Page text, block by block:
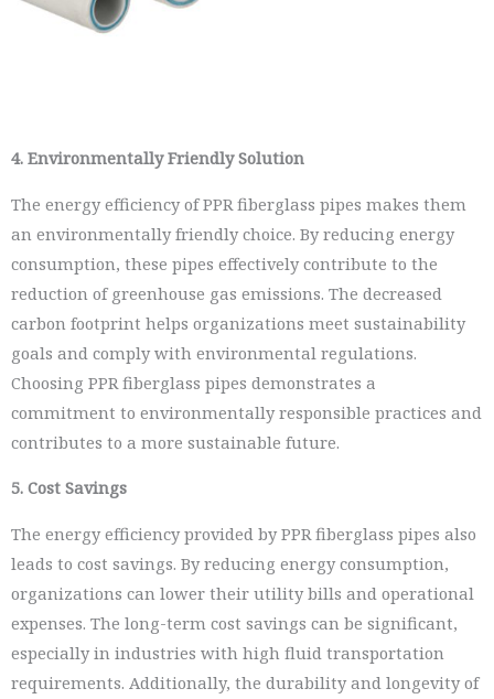
4. Environmentally Friendly Solution
The energy efficiency of PPR fiberglass pipes makes them
an environmentally friendly choice. By reducing energy
consumption, these pipes effectively contribute to the
reduction of greenhouse gas emissions. The decreased
carbon footprint helps organizations meet sustainability
goals and comply with environmental regulations.
Choosing PPR fiberglass pipes demonstrates a
commitment to environmentally responsible practices and
contributes to a more sustainable future.
5. Cost Savings
The energy efficiency provided by PPR fiberglass pipes also
leads to cost savings. By reducing energy consumption,
organizations can lower their utility bills and operational
expenses. The long-term cost savings can be significant,
especially in industries with high fluid transportation
requirements. Additionally, the durability and longevity of